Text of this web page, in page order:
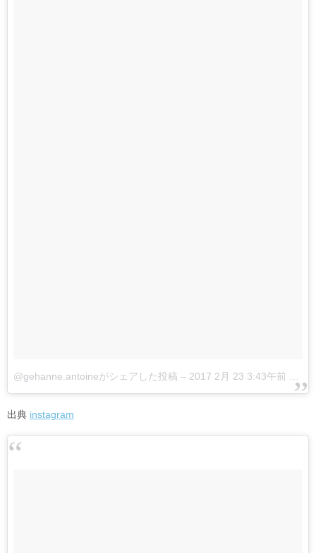
@gehanne.antoineがシェアした投稿 – 2017 2月 23 3:43午前 PST
出典 instagram